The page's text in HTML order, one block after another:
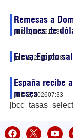
Remesas a
millones de
julio 9, 202615:37
Eleva Egipto
julio 2, 202610:28
España recibe
meses
julio 2, 202607:33